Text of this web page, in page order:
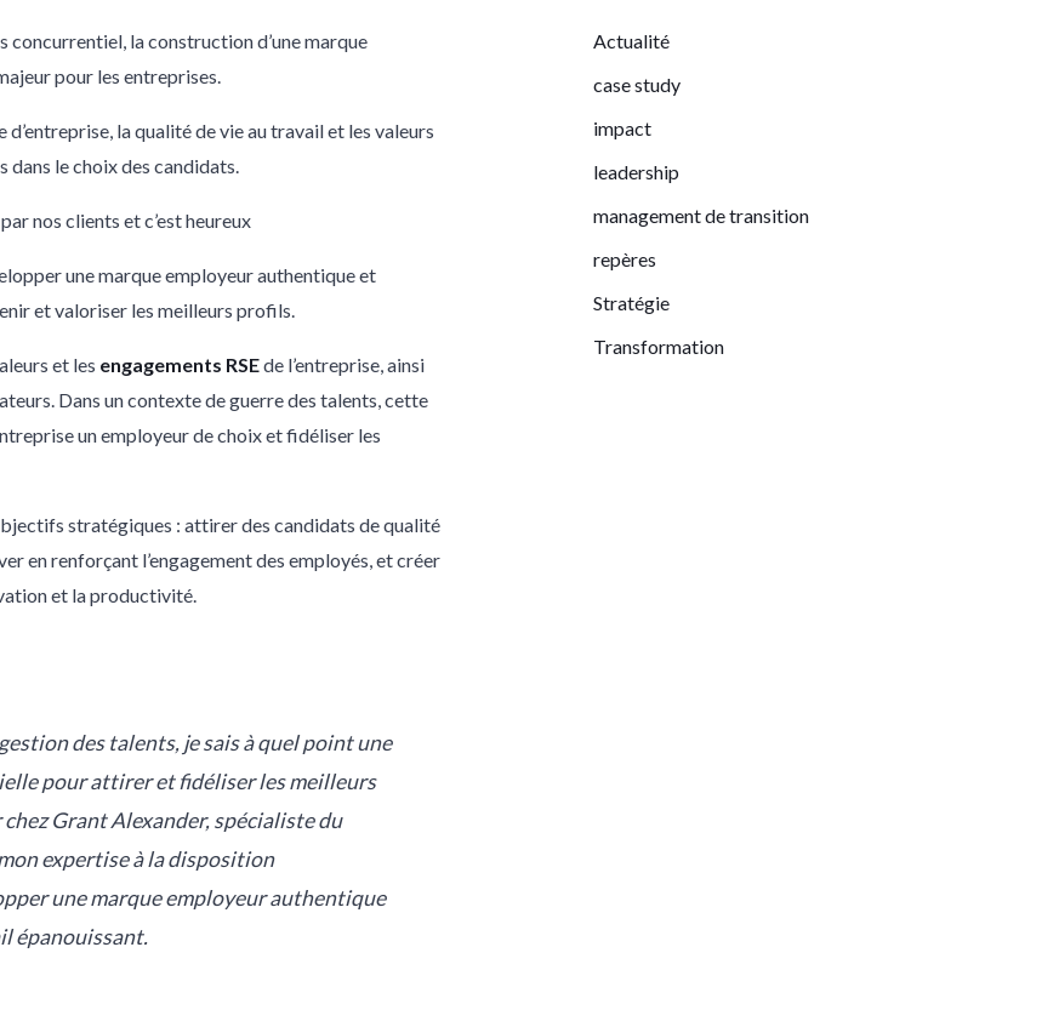
concurrentiel, la construction d’une marque
pour les entreprises.
la qualité de vie au travail et les valeurs
le choix des candidats.
nos clients et c’est heureux
une marque employeur authentique et
et valoriser les meilleurs profils.
et les engagements RSEde l’entreprise, ainsi
Dans un contexte de guerre des talents, cette
un employeur de choix et fidéliser les
stratégiques : attirer des candidats de qualité
en renforçant l’engagement des employés, et créer
et la productivité.
des talents, je sais à quel point une
pour attirer et fidéliser les meilleurs
Grant Alexander, spécialiste du
expertise à la disposition
une marque employeur authentique
épanouissant.
Actualité
case study
impact
leadership
management de transition
repères
Stratégie
Transformation